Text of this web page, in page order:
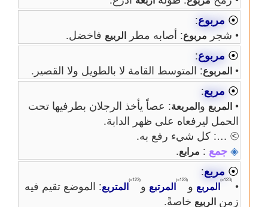
⦿ مربوع:
• شجرمربوع: أصابه مطر الربيعفاخضل.
⦿ مربوع:
• المربوع: المتوسط القامة لا بالطويل ولا القصير.
⦿ مربع:
• المربعوالمربعة: عصاً يأخذ الرجلان بطرفيها تحت
الحمل ليرفعاه على ظهر الدابة.
⧁ …: كل شيء رفع به.
◈ جمع : مرابع.
⦿ مربع:
•
المربعو المرتبعو المتربع: الموضع تقيم فيه
زمن الربيعخاصةً.